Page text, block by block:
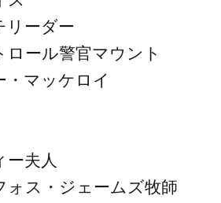
リーダー
ロール警官マウント
・マッケロイ
ー夫人
ォス・ジェームズ牧師